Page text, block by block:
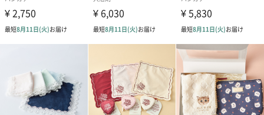
MR.&MRS .CHIEFから、人生のささやかな一瞬をともに過ごしたく
なる、
そんなハンカチをお届けします。